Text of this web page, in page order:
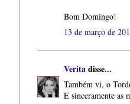
Bom Domingo!
13 de março de
Veritadisse...
Também vi, o
E sinceramente as